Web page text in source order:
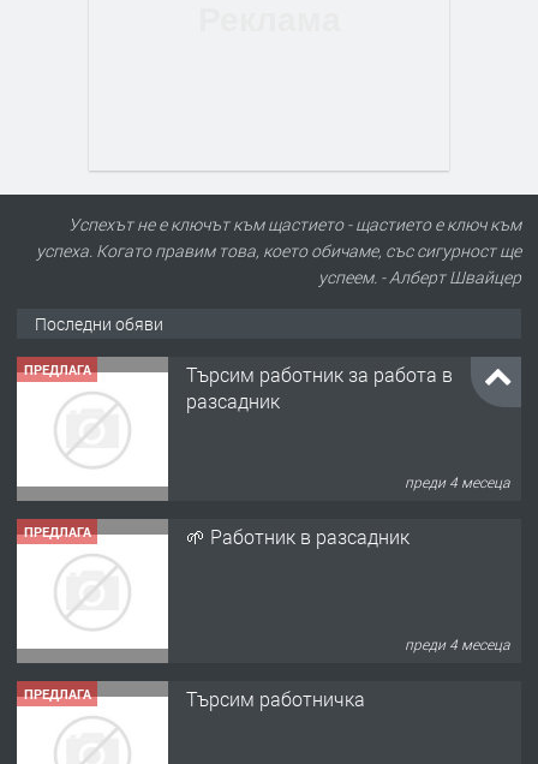
Успехът не е ключът към щастието - щастието е ключ към
успеха. Когато правим това, което обичаме, със сигурност ще
успеем. - Алберт Швайцер
Последни обяви
ПРЕДЛАГА
Търсим работник за работа в
разсадник
преди 4 месеца
ПРЕДЛАГА 🌱 Работник в разсадник
преди 4 месеца
ПРЕДЛАГА Търсим работничка